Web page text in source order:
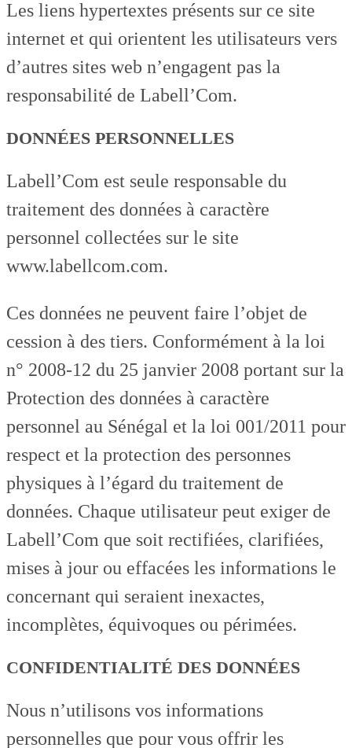
Les liens hypertextes présents sur ce site
internet et qui orientent les utilisateurs vers
d’autres sites web n’engagent pas la
responsabilité de Labell’Com.
DONNÉES PERSONNELLES
Labell’Com est seule responsable du
traitement des données à caractère
personnel collectées sur le site
www.labellcom.com.
Ces données ne peuvent faire l’objet de
cession à des tiers. Conformément à la loi
n° 2008-12 du 25 janvier 2008 portant sur la
Protection des données à caractère
personnel au Sénégal et la loi 001/2011 pour
respect et la protection des personnes
physiques à l’égard du traitement de
données. Chaque utilisateur peut exiger de
Labell’Com que soit rectifiées, clarifiées,
mises à jour ou effacées les informations le
concernant qui seraient inexactes,
incomplètes, équivoques ou périmées.
CONFIDENTIALITÉ DES DONNÉES
Nous n’utilisons vos informations
personnelles que pour vous offrir les